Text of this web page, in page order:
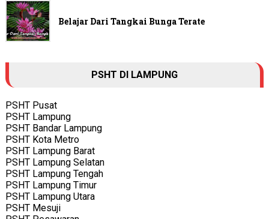
Belajar Dari Tangkai Bunga Terate
PSHT DI LAMPUNG
PSHT Pusat
PSHT Lampung
PSHT Bandar Lampung
PSHT Kota Metro
PSHT Lampung Barat
PSHT Lampung Selatan
PSHT Lampung Tengah
PSHT Lampung Timur
PSHT Lampung Utara
PSHT Mesuji